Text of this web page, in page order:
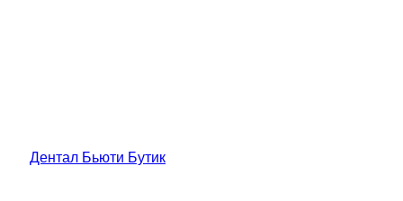
Дентал Бьюти Бутик